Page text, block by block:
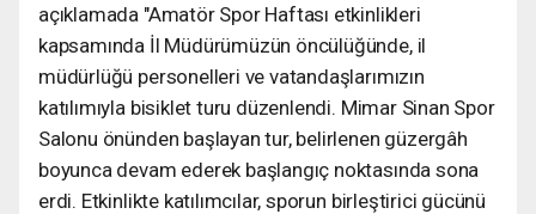
açıklamada "Amatör Spor Haftası etkinlikleri
kapsamında İl Müdürümüzün öncülüğünde, il
müdürlüğü personelleri ve vatandaşlarımızın
katılımıyla bisiklet turu düzenlendi. Mimar Sinan Spor
Salonu önünden başlayan tur, belirlenen güzergâh
boyunca devam ederek başlangıç noktasında sona
erdi. Etkinlikte katılımcılar, sporun birleştirici gücünü